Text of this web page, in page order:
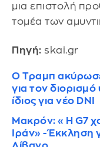
μια επιστολή
τομέα των
Πηγή: skai.gr
Ο Τραμπ
για τον
ίδιος για νέο DNI
Μακρόν: «Η G7
Ιράν» - Έκκληση